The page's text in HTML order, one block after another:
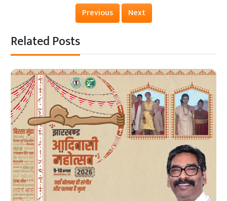
Previous Next
Related Posts